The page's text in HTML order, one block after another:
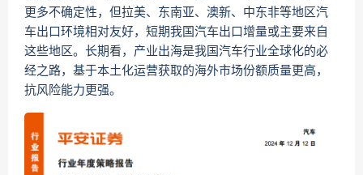
更多不确定性，但拉美、东南亚、澳新、中东非等地区汽
车出口环境相对友好，短期我国汽车出口增量或主要来自
这些地区。长期看，产业出海是我国汽车行业全球化的必
经之路，基于本土化运营获取的海外市场份额质量更高，
抗风险能力更强。